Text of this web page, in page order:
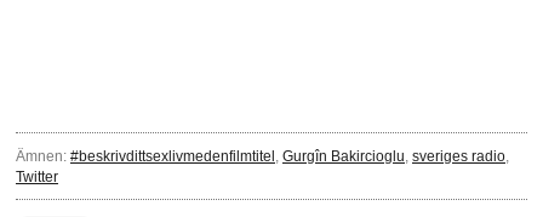
Ämnen: #beskrivdittsexlivmedenfilmtitel Gurgîn Bakircioglu sveriges radio
Twitter